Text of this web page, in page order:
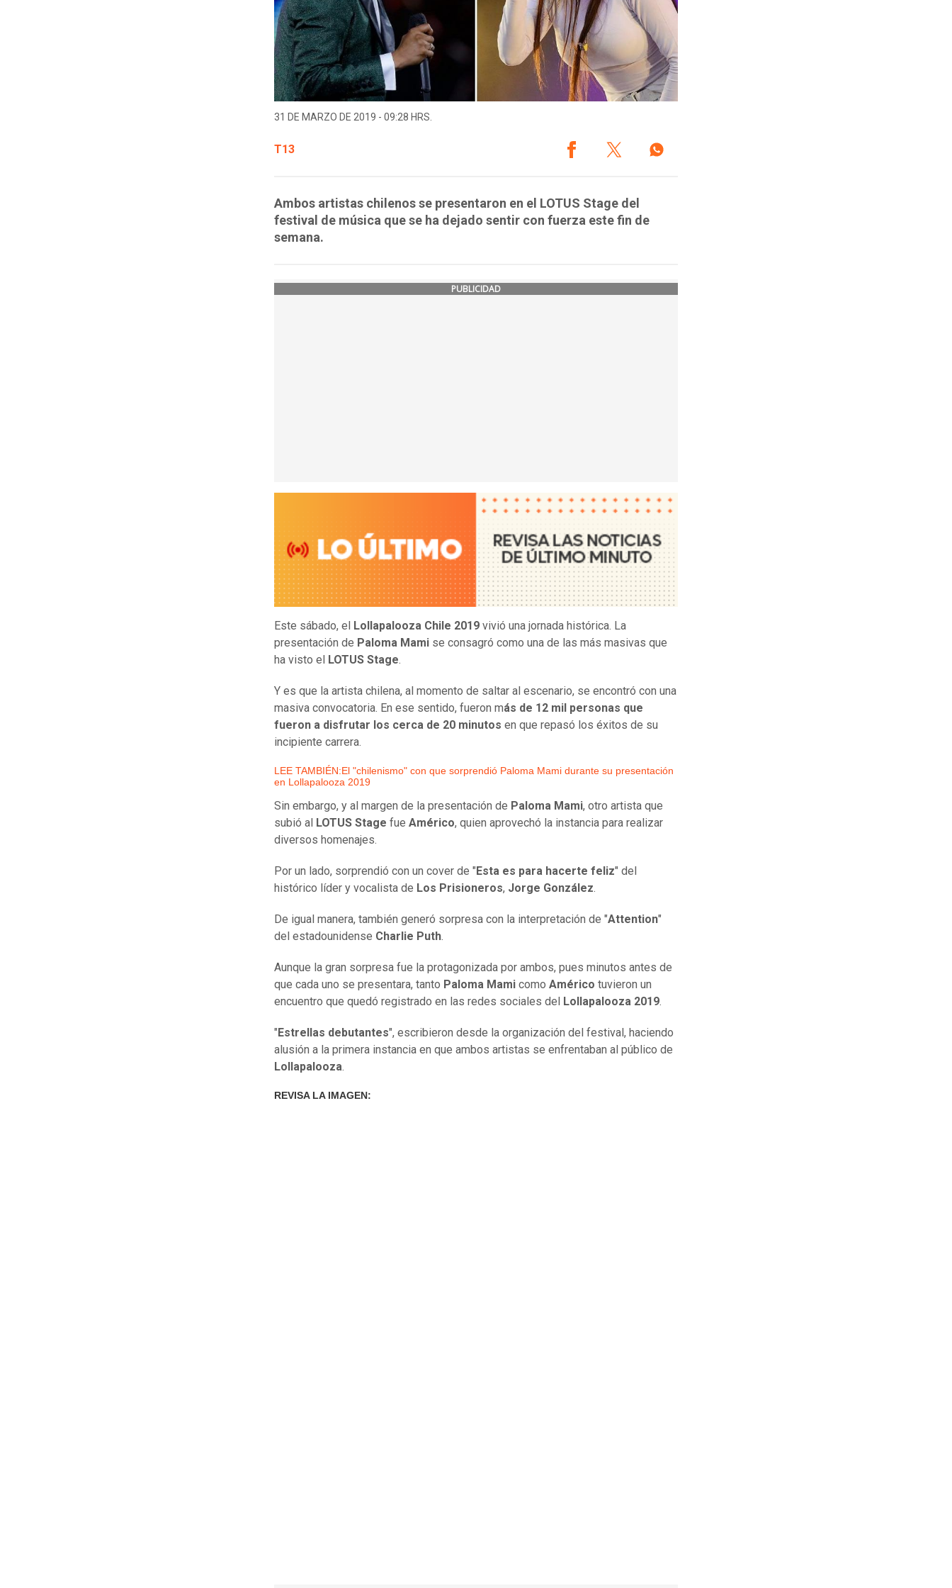
31 DE MARZO DE 2019 - 09:28 HRS.
T13
Ambos artistas chilenos se presentaron en el LOTUS Stage del
festival de música que se ha dejado sentir con fuerza este fin de
semana.
PUBLICIDAD
Este sábado, el Lollapalooza Chile 2019 vivió una jornada histórica. La
presentación de Paloma Mami se consagró como una de las más masivas que
ha visto el
LOTUS Stage.
Y es que la artista chilena, al momento de saltar al escenario, se encontró con una
masiva convocatoria. En ese sentido, fueron más de 12 mil personas que
fueron a disfrutar los cerca de 20 minutos en que repasó los éxitos de su
incipiente carrera.
LEE TAMBIÉN:El "chilenismo" con que sorprendió Paloma Mami durante su presentación
en Lollapalooza 2019
Sin embargo, y al margen de la presentación de Paloma Mami, otro artista que
subió al LOTUS Stage fue Américo, quien aprovechó la instancia para realizar
diversos homenajes.
Por un lado, sorprendió con un cover de " Esta es para hacerte feliz" del
histórico líder y vocalista de Los Prisioneros, Jorge González.
De igual manera, también generó sorpresa con la interpretación de "Attention"
del estadounidense Charlie Puth.
Aunque la gran sorpresa fue la protagonizada por ambos, pues minutos antes de
que cada uno se presentara, tanto Paloma Mami como Américo tuvieron un
encuentro que quedó registrado en las redes sociales del
Lollapalooza 2019.
" Estrellas debutantes", escribieron desde la organización del festival, haciendo
alusión a la primera instancia en que ambos artistas se enfrentaban al público de
Lollapalooza.
REVISA LA IMAGEN: